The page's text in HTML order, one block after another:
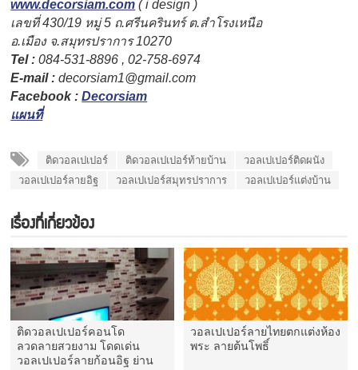
www.decorsiam.com ( i design )
เลขที่ 430/19 หมู่ 5 ถ.ศรีนครินทร์ ต.สำโรงเหนือ
อ.เมือง จ.สมุทรปราการ 10270
Tel : 084-531-8896 , 02-758-6974
E-mail : decorsiam1@gmail.com
Facebook : Decorsiam
แผนที่
ติดวอลเปเปอร์ ติดวอลเปเปอร์ท้ายบ้าน
วอลเปเปอร์ติดผนัง
วอลเปเปอร์ลายอิฐ
วอลเปเปอร์สมุทรปราการ วอลเปเปอร์แต่งบ้าน
เรื่องที่เกี่ยวข้อง
ติดวอลเปเปอร์คอนโด
ลวดลายสวยงาม โดดเด่น
วอลเปเปอร์ลายก้อนอิฐ ย่าน
วอลเปเปอร์ลายไทยตกแต่งห้อง
พระ ลายต้นโพธิ์